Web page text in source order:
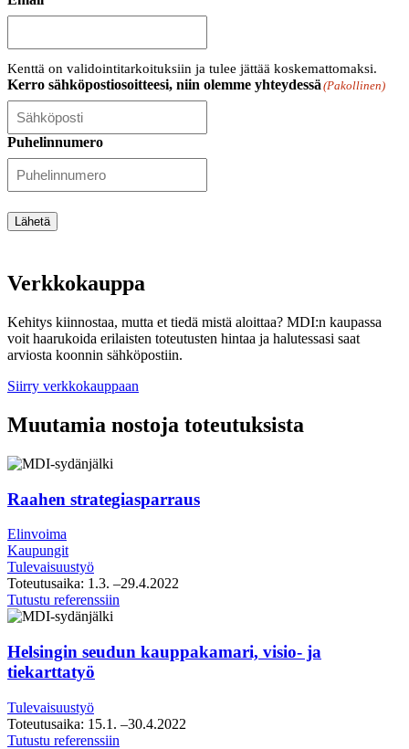
Kenttä on validointitarkoituksiin ja tulee jättää koskemattomaksi.
Kerro sähköpostiosoitteesi, niin olemme yhteydessä(Pakollinen)
Puhelinnumero
Lähetä
Verkkokauppa
Kehitys kiinnostaa, mutta et tiedä mistä aloittaa? MDI:n kaupassa
voit haarukoida erilaisten toteutusten hintaa ja halutessasi saat
arviosta koonnin sähköpostiin.
Siirry verkkokauppaan
Muutamia nostoja toteutuksista
Raahen strategiasparraus
Elinvoima
Kaupungit
Tulevaisuustyö
Toteutusaika: 1.3. –29.4.2022
Tutustu referenssiin
Helsingin seudun kauppakamari, visio- ja
tiekarttatyö
Tulevaisuustyö
Toteutusaika: 15.1. –30.4.2022
Tutustu referenssiin